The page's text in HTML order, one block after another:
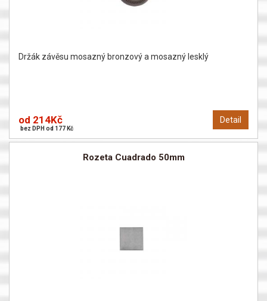
Držák závěsu mosazný bronzový a mosazný lesklý
Detail
od 214Kč
bez DPH od 177 Kč
Rozeta Cuadrado 50mm